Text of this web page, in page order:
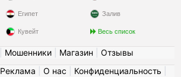
Египет
Кувейт
Залив
Весь список
Мошенники| Магазин
Отзывы
Реклама О нас Конфиденциальность